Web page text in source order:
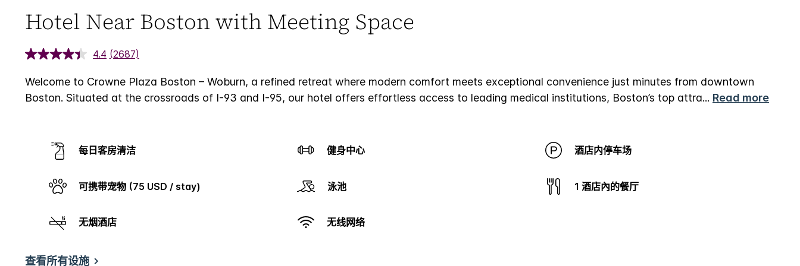
Hotel Near Boston with Meeting Space
4.4 (2687)
Welcome to Crowne Plaza Boston – Woburn, a refined retreat where modern comfort meets exceptional convenience just minutes from downtown
Boston. Situated at the crossroads of I-93 and I-95, our hotel offers effortless access to leading medical institutions, Boston’s top attra... Read more
每日客房清洁 健身中心 酒店内停车场
可携带宠物 (75 USD / stay) 泳池 1 酒店內的餐厅
无烟酒店 无线网络
查看所有设施